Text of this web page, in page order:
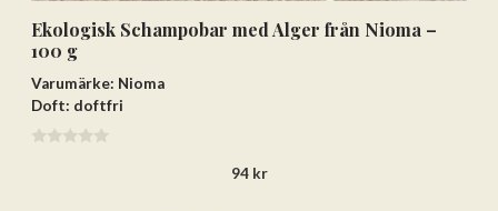
Ekologisk Schampobar med Alger från Nioma –
100 g
Varumärke: Nioma
Doft: doftfri
94 kr